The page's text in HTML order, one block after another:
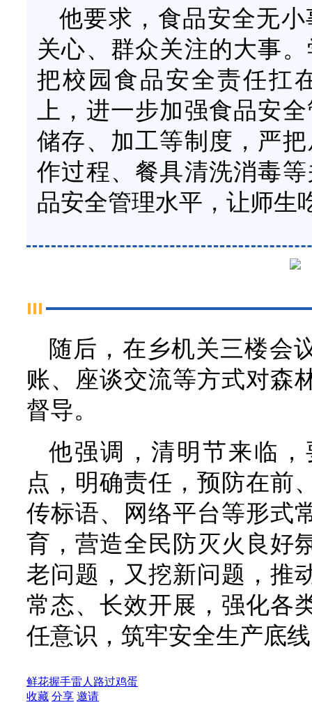
他要求，食品安全无
关心、群众关注的大事
把校园食品安全责任扛
上，进一步加强食品安
储存、加工等制度，严
作过程、餐具清洗消毒
品安全管理水平，让师生
随后，在乡机关三楼会
账、座谈交流等方式对森
督导。
他强调，清明节来临
点，明确责任，预防在前
传标语、网络平台等形式
育，营造全民防灭火良好
老问题，又挖新问题，推
常态、长效开展，强化各
任意识，筑牢安全生产底
鲜花握手雷人 路过鸡蛋
收藏 分享 邀请